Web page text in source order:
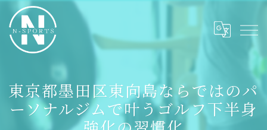
東京都墨田区東向島ならではのパ
ーソナルジムで叶うゴルフ下半身